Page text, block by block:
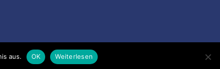
aus. OK Weiterlesen